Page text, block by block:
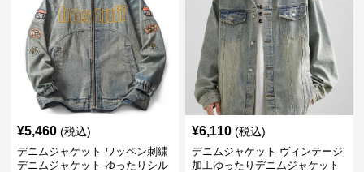
¥5,460 (税込)
デニムジャケット ワッペン刺繍
デニムジャケット ゆったりシル
¥6,110 (税込)
デニムジャケット ヴィンテージ
加工ゆったりデニムジャケット